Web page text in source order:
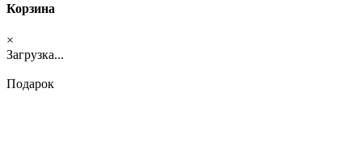
Корзина
×
Загрузка...
Подарок